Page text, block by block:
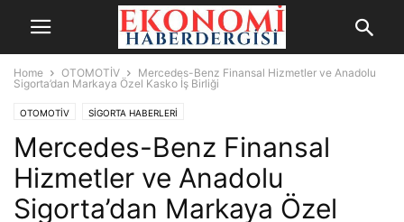
Home OTOMOTİV
Mercedes-Benz Finansal Hizmetler ve Anadolu
Sigorta’dan Markaya Özel Kasko İş Birliği
OTOMOTİV SİGORTA HABERLERİ
Mercedes-Benz Finansal
Hizmetler ve Anadolu
Sigorta’dan Markaya Özel